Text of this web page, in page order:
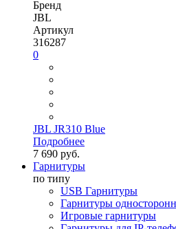
Бренд
JBL
Артикул
316287
0
JBL JR310 Blue
Подробнее
7 690 руб.
Гарнитуры
по типу
USB Гарнитуры
Гарнитуры
Игровые гарнитуры